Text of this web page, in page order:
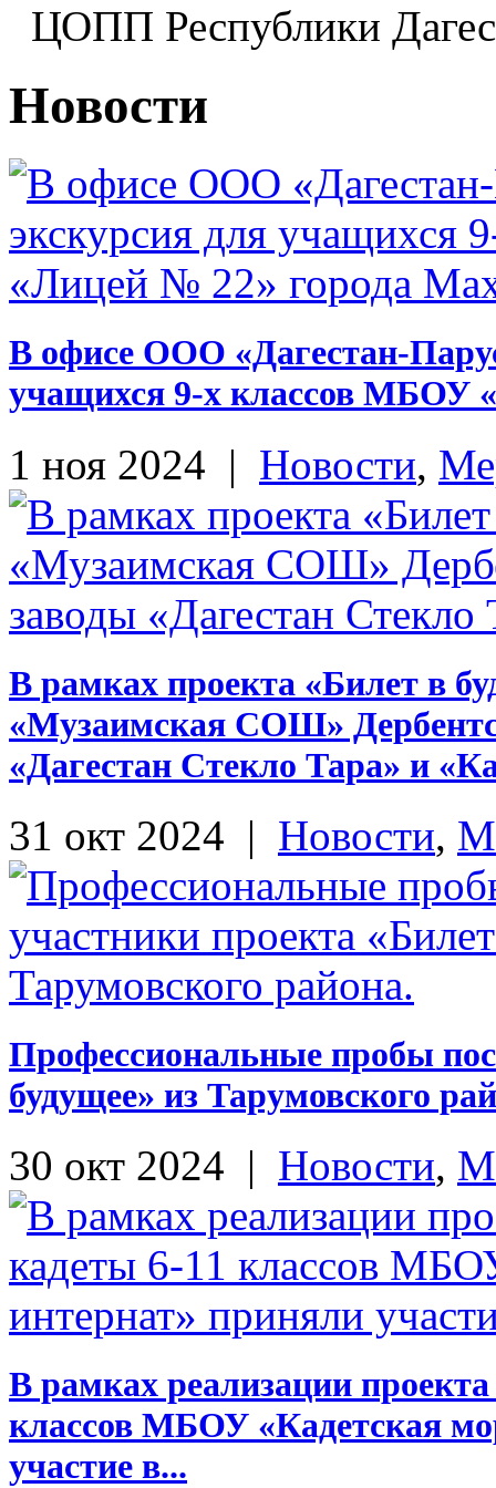
ЦОПП Республики
Новости
В офисе ООО «Дагестан-
учащихся 9-х классов МБОУ
1 ноя 2024 | Новости,
В рамках проекта «Билет в
«Музаимская СОШ»
«Дагестан Стекло Тара» и
31 окт 2024 | Новости,
Профессиональные пробы
будущее» из Тарумовского
30 окт 2024 | Новости,
В рамках реализации
классов МБОУ «Кадетская
участие в...